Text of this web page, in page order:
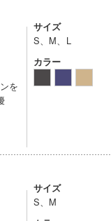
を
サイズ
S、M、L
カラー
サイズ
S、M